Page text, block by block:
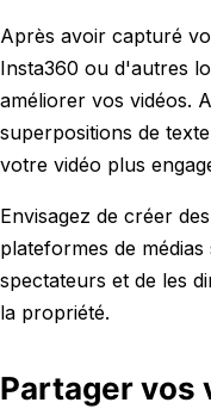
Après avoir capturé
Insta360 ou d'autres
améliorer vos vidéos.
superpositions de
votre vidéo plus
Envisagez de créer
plateformes de
spectateurs et de les
la propriété.
Partager vos